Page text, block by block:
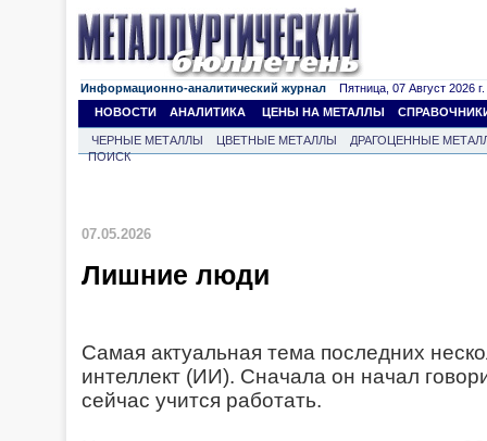
Информационно-аналитический журнал Пятница, 07 Август 2026 г.
НОВОСТИ
АНАЛИТИКА ЦЕНЫ НА МЕТАЛЛЫ
ЧЕРНЫЕ МЕТАЛЛЫ ЦВЕТНЫЕ МЕТАЛЛЫ
ДРАГОЦЕННЫЕ
ПОИСК
07.05.2026
Лишние люди
Самая актуальная тема последних
интеллект (ИИ). Сначала он начал
сейчас учится работать.